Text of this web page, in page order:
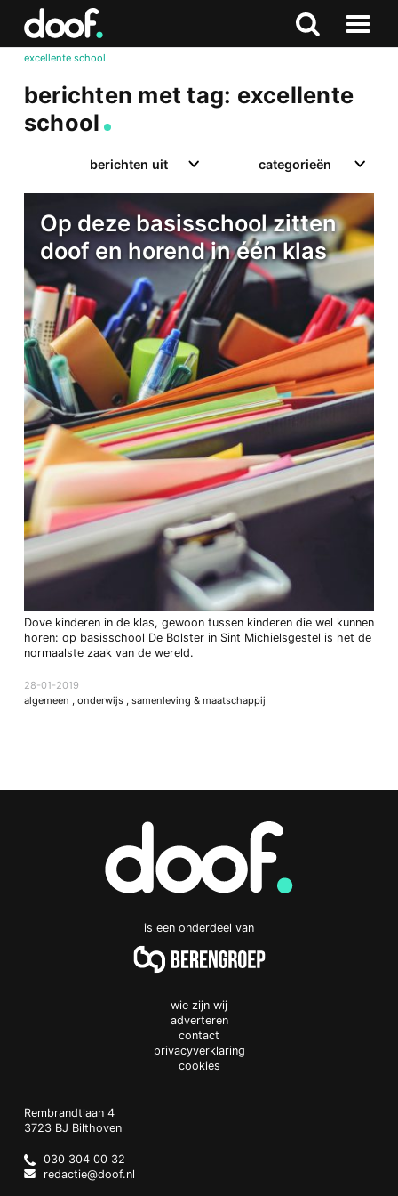
Zoeken
Naar
excellente school
berichten met tag: excellente
school
berichten uit categorieën
Op deze basisschool zitten
doof en horend in één klas
Dove kinderen in de klas, gewoon tussen kinderen die wel kunnen
horen: op basisschool De Bolster in Sint Michielsgestel is het de
normaalste zaak van de wereld.
28-01-2019
algemeen , onderwijs , samenleving & maatschappij
Doof.nl
Zoeken
is een onderdeel van
wie zijn wij
adverteren
contact
privacyverklaring
cookies
Doof.nl
work
Rembrandtlaan 4
3723 BJ Bilthoven
Netherlands
030 304 00 32
redactie@doof.nl